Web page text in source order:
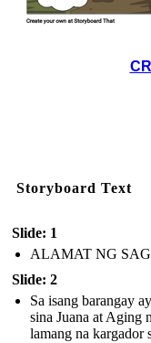
Storyboard Text
Slide: 1
ALAMAT NG
Slide: 2
Sa isang barangay
sina Juana at Aging
lamang na kargador